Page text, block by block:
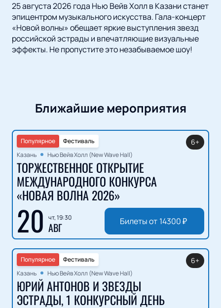
25 августа 2026 года Нью Вейв Холл в Казани станет
эпицентром музыкального искусства. Гала-концерт
«Новой волны» обещает яркие выступления звезд
российской эстрады и впечатляющие визуальные
эффекты. Не пропустите это незабываемое шоу!
Ближайшие мероприятия
Фестиваль
Популярное
Казань
Нью Вейв Холл (New Wave Hall)
ТОРЖЕСТВЕННОЕ ОТКРЫТИЕ
МЕЖДУНАРОДНОГО КОНКУРСА
«НОВАЯ ВОЛНА 2026»
20 чт, 19:30
АВГ
6+
Билеты от 14300₽
Фестиваль
Популярное
Казань
Нью Вейв Холл (New Wave Hall)
ЮРИЙ АНТОНОВ И ЗВЕЗДЫ
ЭСТРАДЫ, 1 КОНКУРСНЫЙ ДЕНЬ
6+